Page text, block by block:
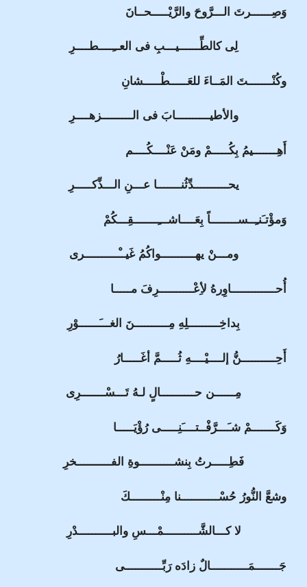
وَصِــــــرتَ الـــرَّوحَ والرَّيْـــــحــانَ
لِى كالطِّــــــيـــبِ فى العــِــــطــــرِ
وكُنْـــــــتَ المَــاءَ للعَـــــطْـــــشانِ
والأطيــــــــــابَ فى الـــــــــزهــــرِ
أَهِـــــــيمُ بِكُـــــمْ ومَنْ عَنْــــكُــــم
يحــــــــــدِّثُنـــــــا عـــنِ الـــذِّكـــــرِ
وَمؤْتـَنـِــســــــــاً بِعَــــاشـــِـــــــقِـــكُمْ
ومـــنْ يهــــــــــواكُمُ غَيــْــــــــــرى
أُحـــــــــــــاوِرهُ لأِعْــــــــــرِفَ مـــــا
بِداخِـــــــــلِهِ مِــــــــــنَ الغـــَــــــوْرِ
أَحِــــــــــنُّ إلــــيْــــهِ ثُـــــمَّ أغَـــــارُ
مِــــــن حــــــــــالٍ لـهُ تَـــسْـــــــرِى
وَكَـــــــمْ شـَـــرَّفْــتــــَنِـــــى رُؤْيَـــــا
فَطِـــــرتُ بِنشــــــــــوةِ الفــــــــــخرِ
وشعَّ النُّورُ حُسْـــــــــــنا مِنْـــــــــكَ
لا كـــالشَّــــــــــمْـــسِ والبــــــــــدْرِ
جَـــــــمَـــــــــــالٌ زادَه رَبِّـــــــــــى